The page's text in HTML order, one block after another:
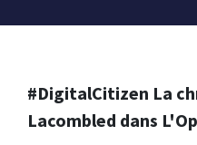
#DigitalCitizen La
Lacombled dans